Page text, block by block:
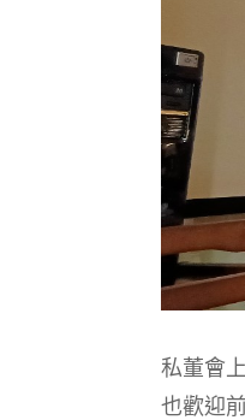
私董會
也歡迎